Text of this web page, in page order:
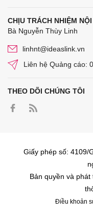
CHỊU TRÁCH NHIỆM
Bà Nguyễn Thùy Linh
linhnt@ideaslink.vn
Liên hệ Quảng cáo:
THEO DÕI CHÚNG TÔI
Giấy phép số: 4109/
Bản quyền và
Điều khoản